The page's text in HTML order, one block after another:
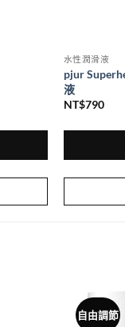
水性潤滑液
pjur
液
NT$790
自由調節